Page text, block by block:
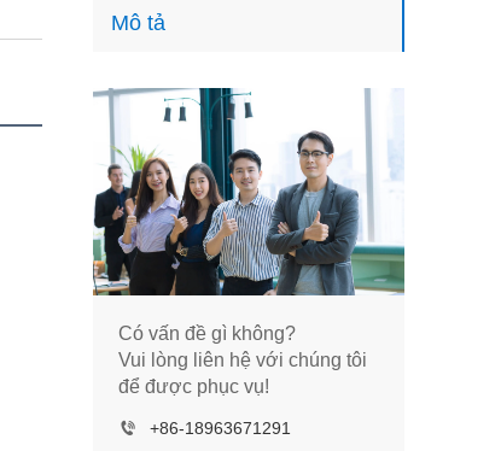
Mô tả
Có vấn đề gì không?
Vui lòng liên hệ với chúng tôi
để được phục vụ!
+86-18963671291